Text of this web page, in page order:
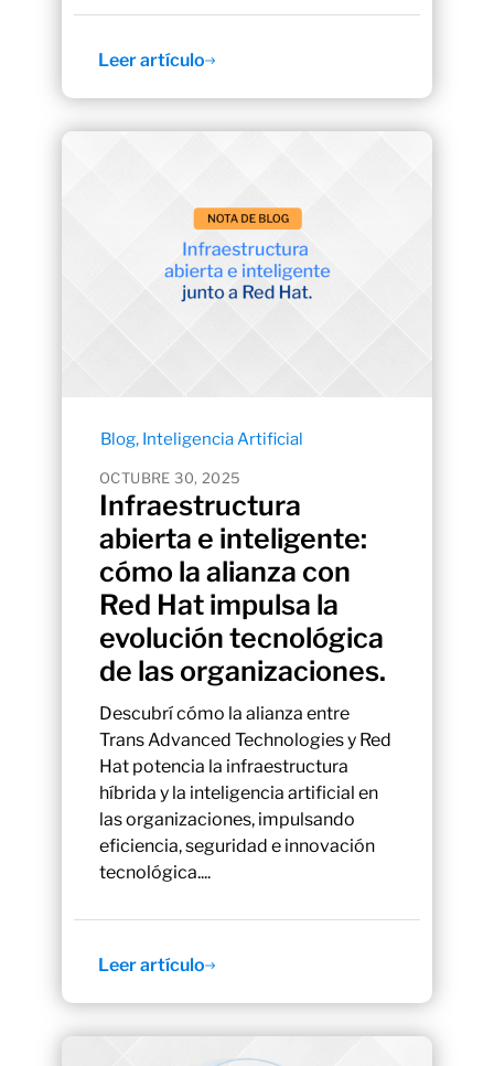
Leer artículo
Blog, Inteligencia Artificial
OCTUBRE 30, 2025
Infraestructura
abierta e inteligente:
cómo la alianza con
Red Hat impulsa la
evolución tecnológica
de las organizaciones.
Descubrí cómo la alianza entre
Trans Advanced Technologies y Red
Hat potencia la infraestructura
híbrida y la inteligencia artificial en
las organizaciones, impulsando
eficiencia, seguridad e innovación
tecnológica....
Leer artículo